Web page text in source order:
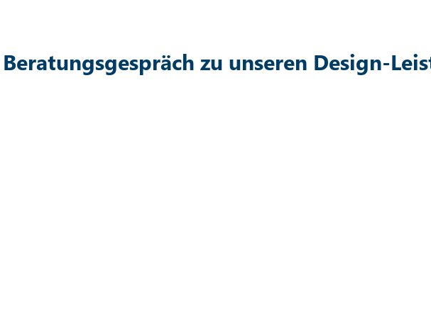
zu unseren Design-